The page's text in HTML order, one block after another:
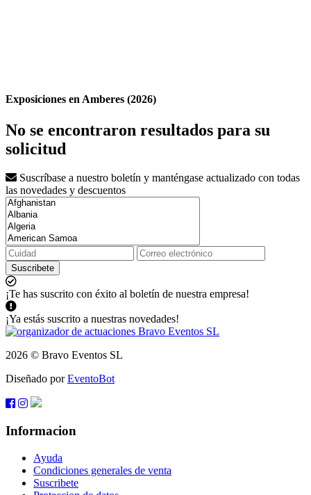
Exposiciones en Amberes (2026)
No se encontraron resultados para su
solicitud
Suscríbase a nuestro boletín y manténgase actualizado con todas
las novedades y descuentos
Suscribete
¡Te has suscrito con éxito al boletín de nuestra empresa!
¡Ya estás suscrito a nuestras novedades!
2026 © Bravo Eventos SL
Diseñado porEventoBot
Informacion
Ayuda
Condiciones generales de venta
Suscribete